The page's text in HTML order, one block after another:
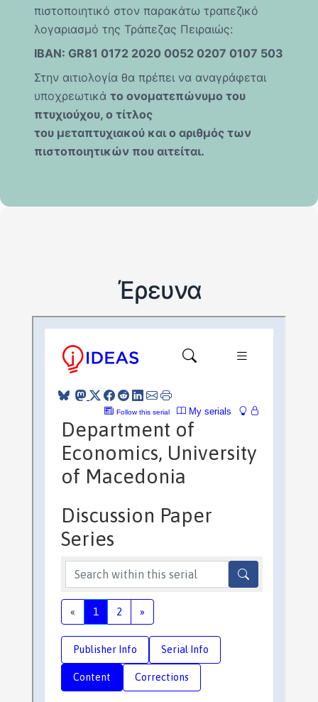
πιστοποιητικό στον παρακάτω τραπεζικό
λογαριασμό της Τράπεζας Πειραιώς:
IBAN: GR81 0172 2020 0052 0207 0107 503
Στην αιτιολογία θα πρέπει να αναγράφεται
υποχρεωτικά το ονοματεπώνυμο του
πτυχιούχου, ο τίτλος
του μεταπτυχιακού και ο αριθμός των
πιστοποιητικών που αιτείται.
Έρευνα